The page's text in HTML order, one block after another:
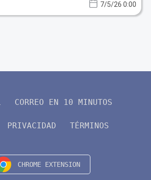
7/5/26 0:00
CORREO EN 10 MINUTOS
PRIVACIDAD TÉRMINOS